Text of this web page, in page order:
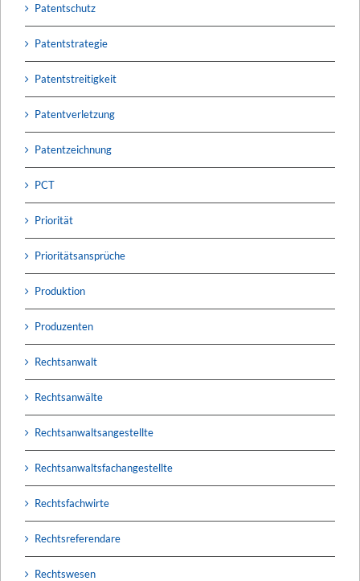
Patentschutz
Patentstrategie
Patentstreitigkeit
Patentverletzung
Patentzeichnung
PCT
Priorität
Prioritätsansprüche
Produktion
Produzenten
Rechtsanwalt
Rechtsanwälte
Rechtsanwaltsangestellte
Rechtsanwaltsfachangestellte
Rechtsfachwirte
Rechtsreferendare
Rechtswesen